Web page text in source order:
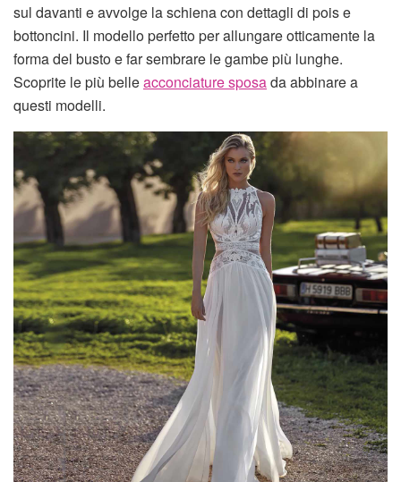
sul davanti e avvolge la schiena con dettagli di pois e
bottoncini. Il modello perfetto per allungare otticamente la
forma del busto e far sembrare le gambe più lunghe.
Scoprite le più belleacconciature sposada abbinare a
questi modelli.